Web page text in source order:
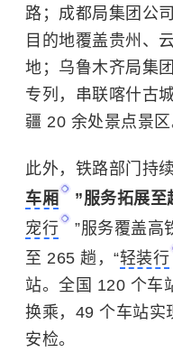
路；成都局集团公
目的地覆盖贵州、
地；乌鲁木齐局集
专列，串联喀什古城
疆 20 余处景点景区
此外，铁路部门持
车厢
”服务拓展
宠行
”服务覆盖高
至 265 趟，“轻装行
站。全国 120 个车
换乘，49 个车站实
安检。